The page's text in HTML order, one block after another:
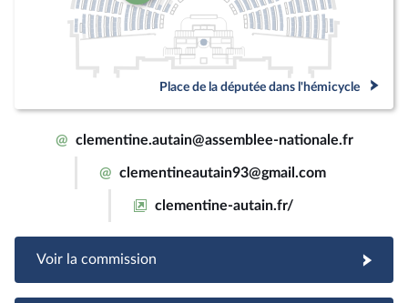
Place de la députée dans l'hémicycle
@ clementine.autain@assemblee-nationale.fr
@ clementineautain93@gmail.com
clementine-autain.fr/
Voir la commission